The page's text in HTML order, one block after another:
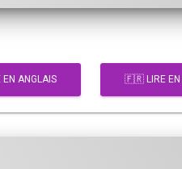
ANGLAIS 🇫🇷 LIRE EN